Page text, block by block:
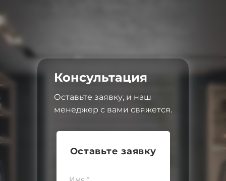
Консультация
Оставьте заявку
Оставьте заявку, и наш
менеджер с вами свяжется.